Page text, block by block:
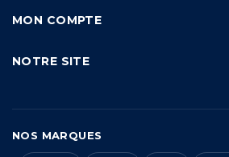
MON COMPTE
NOTRE SITE
NOS MARQUES